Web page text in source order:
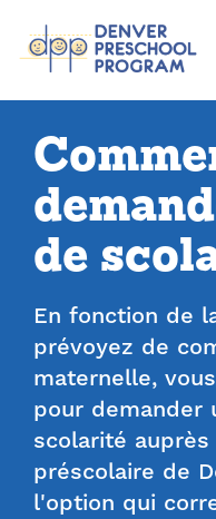
de
En fonction de
prévoyez de
maternelle,
pour demander
scolarité
préscolaire de
l'option qui